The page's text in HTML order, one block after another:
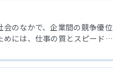
会のなかで、企業間の競争優位
めには、仕事の質とスピードを
からの非効率・非生産的な業務